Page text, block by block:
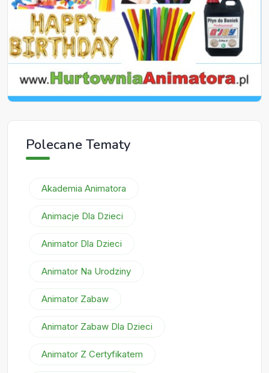
Polecane Tematy
Akademia Animatora
Animacje Dla Dzieci
Animator Dla Dzieci
Animator Na Urodziny
Animator Zabaw
Animator Zabaw Dla Dzieci
Animator Z Certyfikatem